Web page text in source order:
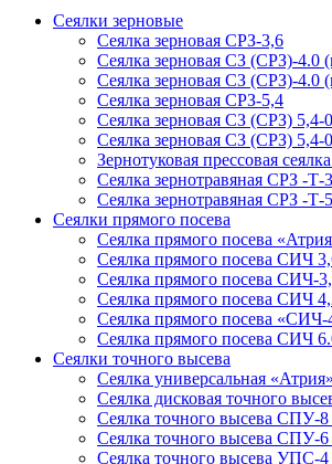
Сеялки зерновые
Сеялка зерновая СРЗ-3,6
Сеялка зерновая СЗ (СРЗ)-4.0
Сеялка зерновая СЗ (СРЗ)-4.0
Сеялка зерновая СРЗ-5,4
Сеялка зерновая СЗ (СРЗ) 5,4-
Сеялка зерновая СЗ (СРЗ) 5,4-
Зернотуковая прессовая
Сеялка зернотравяная СРЗ -Т-
Сеялка зернотравяная СРЗ -Т-
Сеялки прямого посева
Сеялка прямого посева
Сеялка прямого посева СИЧ
Сеялка прямого посева СИЧ-
Сеялка прямого посева СИЧ
Сеялка прямого посева
Сеялка прямого посева СИЧ
Сеялки точного высева
Сеялка универсальная
Сеялка дисковая точного
Сеялка точного высева СПУ-
Сеялка точного высева СПУ-
Сеялка точного высева